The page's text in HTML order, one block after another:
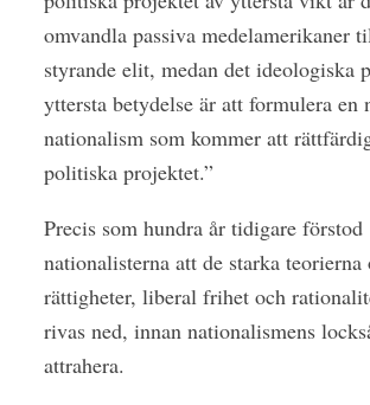
omvandla passiva medelamerikaner
styrande elit, medan det ideologiska
yttersta betydelse är att formulera en
nationalism som kommer att
politiska projektet.”
Precis som hundra år tidigare förstod
nationalisterna att de starka
rättigheter, liberal frihet och
rivas ned, innan nationalismens
attrahera.